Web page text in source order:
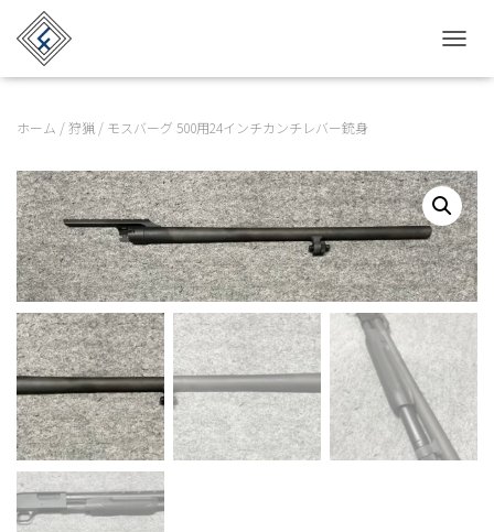
ホーム /狩猟 / モスバーグ 500用24インチカンチレバー銃身